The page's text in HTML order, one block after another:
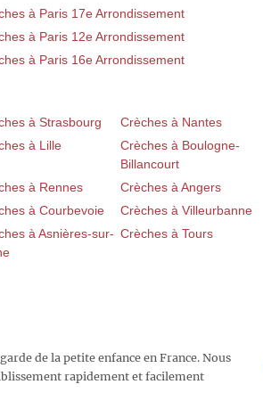
à Paris 17e Arrondissement
à Paris 12e Arrondissement
à Paris 16e Arrondissement
à Strasbourg
Crèches à Nantes
à Lille
Crèches à Boulogne-
Billancourt
à Rennes
Crèches à Angers
à Courbevoie
Crèches à Villeurbanne
à Asnières-sur- Crèches à Tours
de la petite enfance en France. Nous
rapidement et facilement